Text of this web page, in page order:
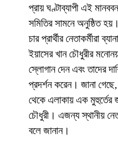
প্রায় ঘণ্টাব্যাপী এই
সমিতির সামনে অনুষ্ঠিত
চার প্রার্থীর নেতাকর্মীরা
ইয়াসের খান চৌধুরীর
স্লোগান দেন এবং তাদের
প্রদর্শন করেন। জানা
থেকে এলাকায় এক মুহুর্তের
চৌধুরী। এজন্য স্থানীয়
বলে জানান।